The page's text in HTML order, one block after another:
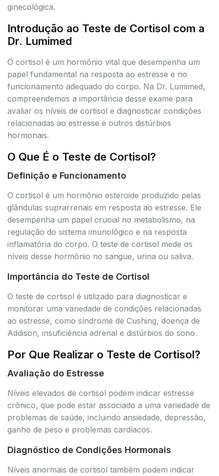
ginecológica.
Introdução ao Teste de Cortisol com a
Dr. Lumimed
O cortisol é um hormônio vital que desempenha um
papel fundamental na resposta ao estresse e no
funcionamento adequado do corpo. Na Dr. Lumimed,
compreendemos a importância desse exame para
avaliar os níveis de cortisol e diagnosticar condições
relacionadas ao estresse e outros distúrbios
hormonais.
O Que É o Teste de Cortisol?
Definição e Funcionamento
O cortisol é um hormônio esteroide produzido pelas
glândulas suprarrenais em resposta ao estresse. Ele
desempenha um papel crucial no metabolismo, na
regulação do sistema imunológico e na resposta
inflamatória do corpo. O teste de cortisol mede os
níveis desse hormônio no sangue, urina ou saliva.
Importância do Teste de Cortisol
O teste de cortisol é utilizado para diagnosticar e
monitorar uma variedade de condições relacionadas
ao estresse, como síndrome de Cushing, doença de
Addison, insuficiência adrenal e distúrbios do sono.
Por Que Realizar o Teste de Cortisol?
Avaliação do Estresse
Níveis elevados de cortisol podem indicar estresse
crônico, que pode estar associado a uma variedade de
problemas de saúde, incluindo ansiedade, depressão,
ganho de peso e problemas cardíacos.
Diagnóstico de Condições Hormonais
Níveis anormais de cortisol também podem indicar